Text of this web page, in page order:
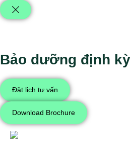
Bảo dưỡng định kỳ
Đặt lịch tư vấn
Download Brochure